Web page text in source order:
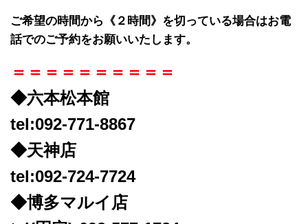
ご希望の時間から《２時間》を切っている場合はお電
話でのご予約をお願いいたします。
＝＝＝＝＝＝＝＝＝＝
◆六本松本館
tel:092-771-8867
◆天神店
tel:092-724-7724
◆博多マルイ店